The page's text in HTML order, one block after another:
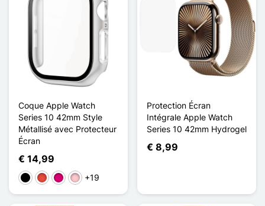
Coque Apple Watch
Series 10 42mm Style
Métallisé avec Protecteur
Écran
€ 14,99
ZwartRoodMagenta
Roze+19
Protection Écran
Intégrale Apple Watch
Series 10 42mm Hydrogel
€ 8,99